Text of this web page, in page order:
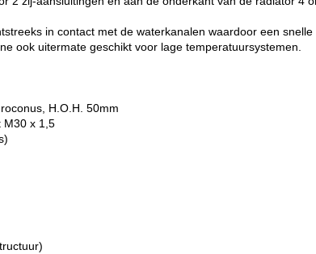
in contact met de waterkanalen waardoor een
ook uitermate geschikt voor lage temperatuursystemen.
H.O.H. 50mm
M30 x 1,5